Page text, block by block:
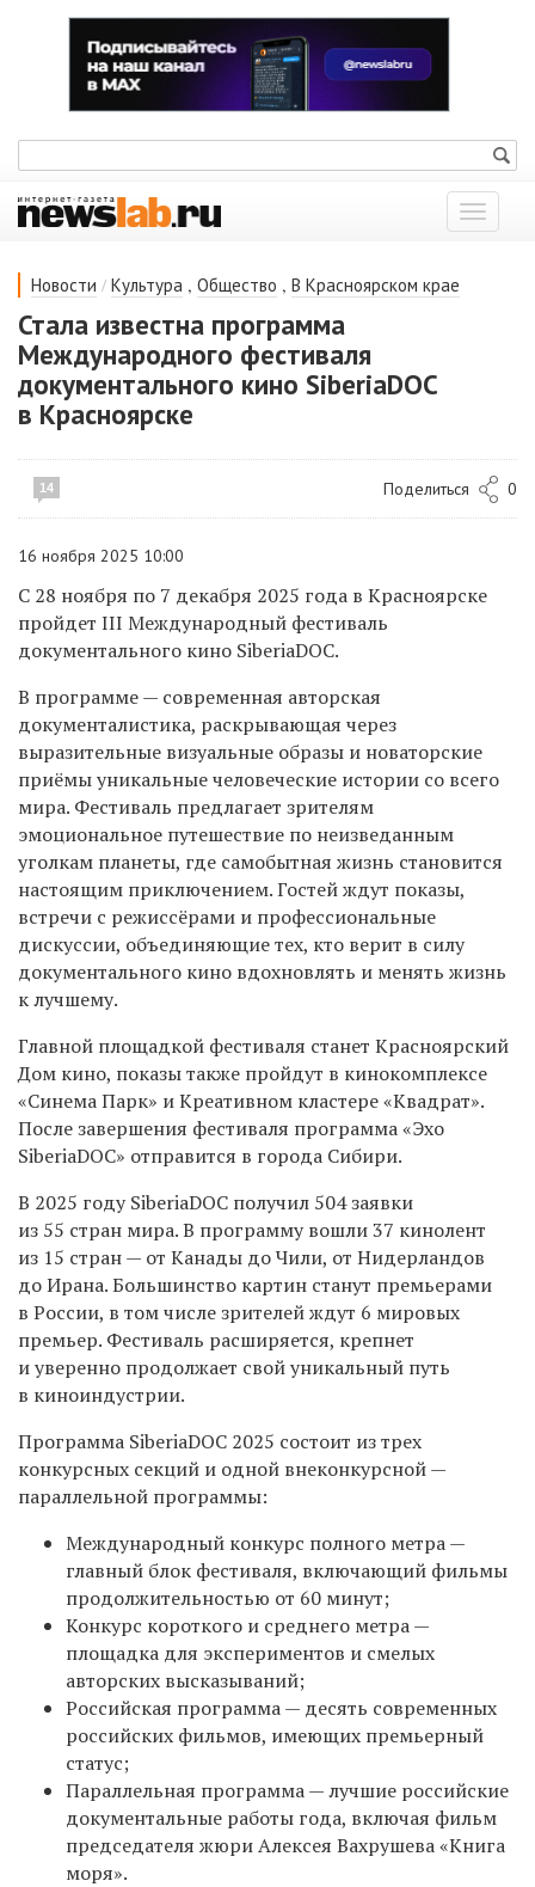
Показать
меню
Новости / Культура , Общество , В Красноярском крае
Стала известна программа
Международного фестиваля
документального кино SiberiaDOC
в Красноярске
14 Поделиться 0
16 ноября 2025 10:00
С 28 ноября по 7 декабря 2025 года в Красноярске
пройдет III Международный фестиваль
документального кино SiberiaDOC.
В программе — современная авторская
документалистика, раскрывающая через
выразительные визуальные образы и новаторские
приёмы уникальные человеческие истории со всего
мира. Фестиваль предлагает зрителям
эмоциональное путешествие по неизведанным
уголкам планеты, где самобытная жизнь становится
настоящим приключением. Гостей ждут показы,
встречи с режиссёрами и профессиональные
дискуссии, объединяющие тех, кто верит в силу
документального кино вдохновлять и менять жизнь
к лучшему.
Главной площадкой фестиваля станет Красноярский
Дом кино, показы также пройдут в кинокомплексе
«Синема Парк» и Креативном кластере «Квадрат».
После завершения фестиваля программа «Эхо
SiberiaDOC» отправится в города Сибири.
В 2025 году SiberiaDOC получил 504 заявки
из 55 стран мира. В программу вошли 37 кинолент
из 15 стран — от Канады до Чили, от Нидерландов
до Ирана. Большинство картин станут премьерами
в России, в том числе зрителей ждут 6 мировых
премьер. Фестиваль расширяется, крепнет
и уверенно продолжает свой уникальный путь
в киноиндустрии.
Программа SiberiaDOC 2025 состоит из трех
конкурсных секций и одной внеконкурсной —
параллельной программы:
Международный конкурс полного метра —
главный блок фестиваля, включающий фильмы
продолжительностью от 60 минут;
Конкурс короткого и среднего метра —
площадка для экспериментов и смелых
авторских высказываний;
Российская программа — десять современных
российских фильмов, имеющих премьерный
статус;
Параллельная программа — лучшие российские
документальные работы года, включая фильм
председателя жюри Алексея Вахрушева «Книга
моря».